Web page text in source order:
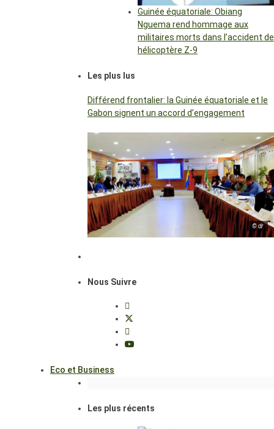
Guinée équatoriale: Obiang
Nguema rend hommage aux
militaires morts dans l’accident de
hélicoptère Z-9
Les plus lus
Différend frontalier: la Guinée équatoriale et le
Gabon signent un accord d’engagement
© dr
Nous Suivre
Eco et Business
Les plus récents